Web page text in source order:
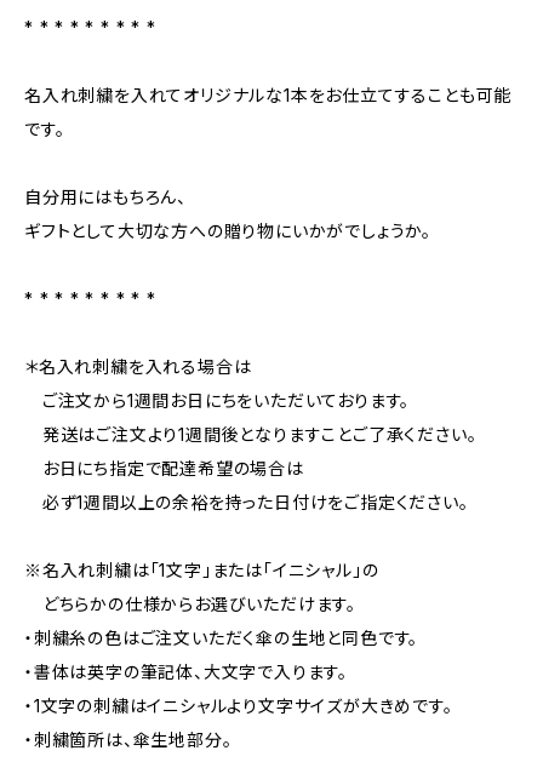
* * * * * * * * *
名入れ刺繍を入れてオリジナルな1本をお仕立てすることも可能
です。
自分用にはもちろん、
ギフトとして大切な方への贈り物にいかがでしょうか。
* * * * * * * * *
＊名入れ刺繍を入れる場合は
ご注文から1週間お日にちをいただいております。
発送はご注文より1週間後となりますことご了承ください。
お日にち指定で配達希望の場合は
必ず1週間以上の余裕を持った日付けをご指定ください。
※名入れ刺繍は「1文字」または「イニシャル」の
どちらかの仕様からお選びいただけます。
・刺繍糸の色はご注文いただく傘の生地と同色です。
・書体は英字の筆記体、大文字で入ります。
・1文字の刺繍はイニシャルより文字サイズが大きめです。
・刺繍箇所は、傘生地部分。